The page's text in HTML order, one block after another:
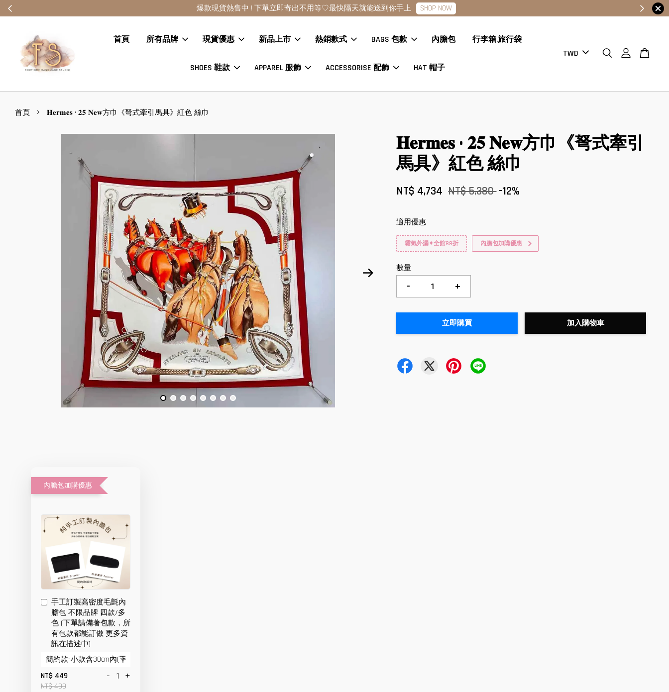
現貨商品下單24H內寄出?數量各一趕緊下單 點擊查看款式
首頁 所有品牌 現貨優惠 新品上市 熱銷款式 BAGS 包款 內膽包 行李箱.旅行袋
SHOES 鞋款 APPAREL 服飾 ACCESSORISE 配飾 HAT 帽子
首頁 › 𝐇𝐞𝐫𝐦𝐞𝐬 • 𝟐𝟓 𝐍𝐞𝐰方巾《弩式牽引馬具》紅色 絲巾
𝐇𝐞𝐫𝐦𝐞𝐬 • 𝟐𝟓 𝐍𝐞𝐰方巾《弩式牽引
馬具》紅色 絲巾
NT$ 4,734 NT$ 5,380-12%
適用優惠
霸氣外漏✦全館88折 內膽包加購優惠
數量
- +
立即購買 加入購物車
內膽包加購優惠
手工訂製高密度毛氈內
膽包 不限品牌 四款/多
色 (下單請備著包款，所
有包款都能訂做 更多資
訊在描述中)
NT$ 449
NT$ 499
- +